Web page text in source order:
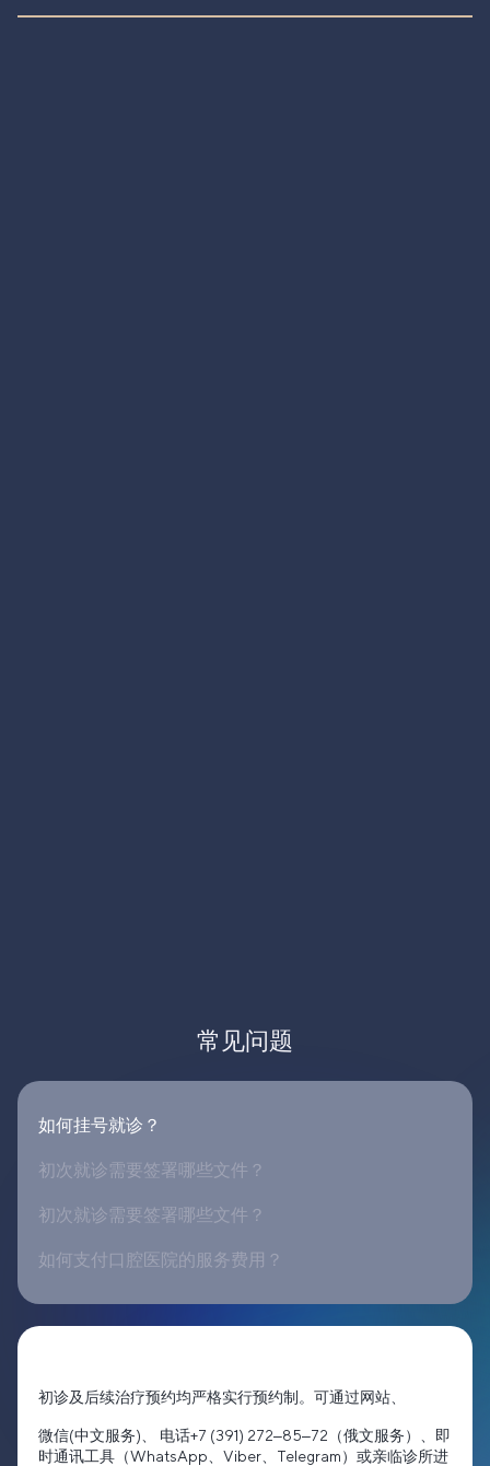
常见问题
如何挂号就诊？
初次就诊需要签署哪些文件？
初次就诊需要签署哪些文件？
如何支付口腔医院的服务费用？
初诊及后续治疗预约均严格实行预约制。可通过网站、
微信(中文服务)、 电话+7 (391) 272‒85‒72（俄文服务）、即
时通讯工具（WhatsApp、Viber、Telegram）或亲临诊所进